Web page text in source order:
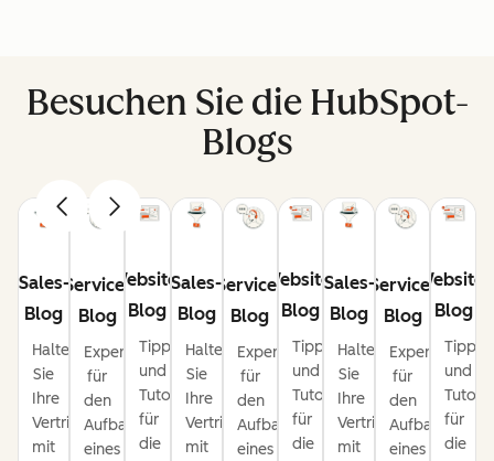
Besuchen Sie die HubSpot-
Blogs
Sales-
Blog
Halten
Sie
Ihre
Vertriebspipeline
mit
Service-
Blog
Expertentipps
für
den
Aufbau
eines
Website-
Blog
Tipps
und
Tutorials
für
die
Sales-
Blog
Halten
Sie
Ihre
Vertriebspipeline
mit
Service-
Blog
Expertentipps
für
den
Aufbau
eines
Website-
Blog
Tipps
und
Tutorials
für
die
Sales-
Blog
Halten
Sie
Ihre
Vertriebspipeline
mit
Service-
Blog
Expertentipps
für
den
Aufbau
eines
Website-
Blog
Tipps
und
für
die